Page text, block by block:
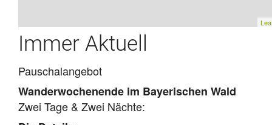
Immer Aktuell
Pauschalangebot
Wanderwochenende im Bayerischen Wald
Zwei Tage & Zwei Nächte: